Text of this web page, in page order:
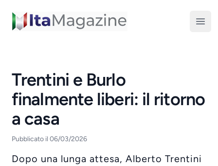
ItaMagazine
Trentini e Burlo
finalmente liberi: il ritorno
a casa
Pubblicato il 06/03/2026
Dopo una lunga attesa, Alberto Trentini